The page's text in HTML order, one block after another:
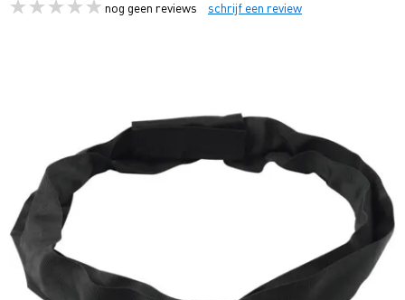
nog geen reviews schrijf een review